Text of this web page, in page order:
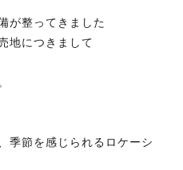
が整ってきました
地につきまして
季節を感じられるロケーシ